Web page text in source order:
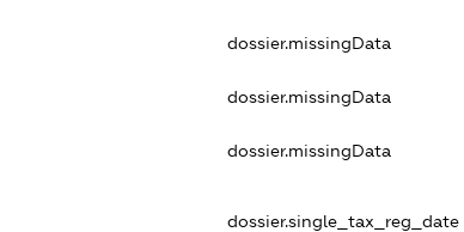
dossier.missingData
dossier.missingData
dossier.missingData
dossier.single_tax_reg_date -